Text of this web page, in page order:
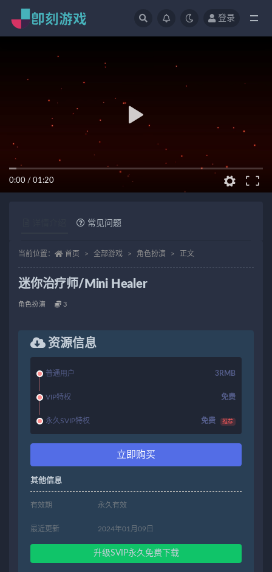
登录
0:00 / 01:20
常见问题
当前位置： 首页 全部游戏 角色扮演 正文
迷你治疗师/Mini Healer
角色扮演 3
资源信息
普通用户 3RMB
VIP特权 免费
永久SVIP特权 免费 推荐
立即购买
其他信息
有效期 永久有效
最近更新 2024年01月09日
升级SVIP永久免费下载